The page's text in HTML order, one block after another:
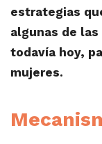
estrategias
algunas de
todavía hoy,
mujeres.